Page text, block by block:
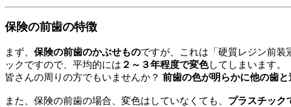
保険の前歯の特徴
まず、 保険の前歯のかぶせものですが、これは「硬質レジン前装
ックですので、平均的には ２～３年程度で変色してしまいます。
皆さんの周りの方でもいませんか？ 前歯の色が明らかに他の歯と
また、保険の前歯の場合、変色はしていなくても、 プラスチック